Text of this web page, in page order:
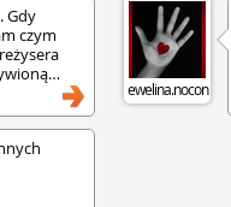
Gdy
czym
ewelina.nocon